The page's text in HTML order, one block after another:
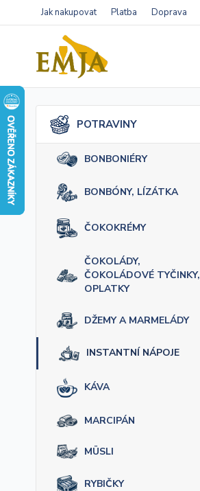
Jak nakupovat Platba Doprava
POTRAVINY
BONBONIÉRY
BONBÓNY, LÍZÁTKA
ČOKOKRÉMY
ČOKOLÁDY,
ČOKOLÁDOVÉ TYČINKY,
OPLATKY
DŽEMY A MARMELÁDY
INSTANTNÍ NÁPOJE
KÁVA
MARCIPÁN
MÜSLI
RYBIČKY